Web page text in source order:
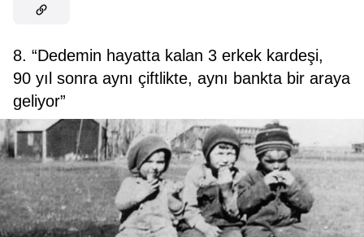
8. “Dedemin hayatta kalan 3 erkek kardeşi,
90 yıl sonra aynı çiftlikte, aynı bankta bir araya
geliyor”